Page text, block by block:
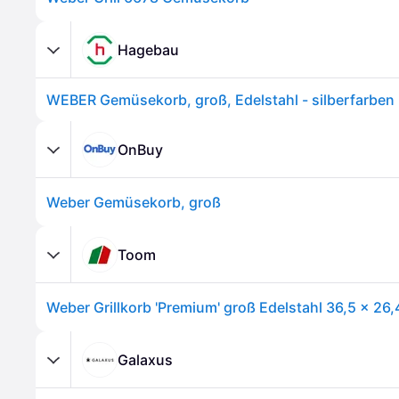
Hagebau
WEBER Gemüsekorb, groß, Edelstahl - silberfarben
OnBuy
Weber Gemüsekorb, groß
Toom
Weber Grillkorb 'Premium' groß Edelstahl 36,5 x
Galaxus